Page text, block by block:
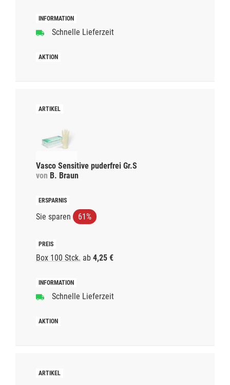
Schnelle Lieferzeit
Vasco Sensitive puderfrei Gr.S
von B. Braun
Sie sparen 61%
Box 100 Stck. ab 4,25 €
Schnelle Lieferzeit